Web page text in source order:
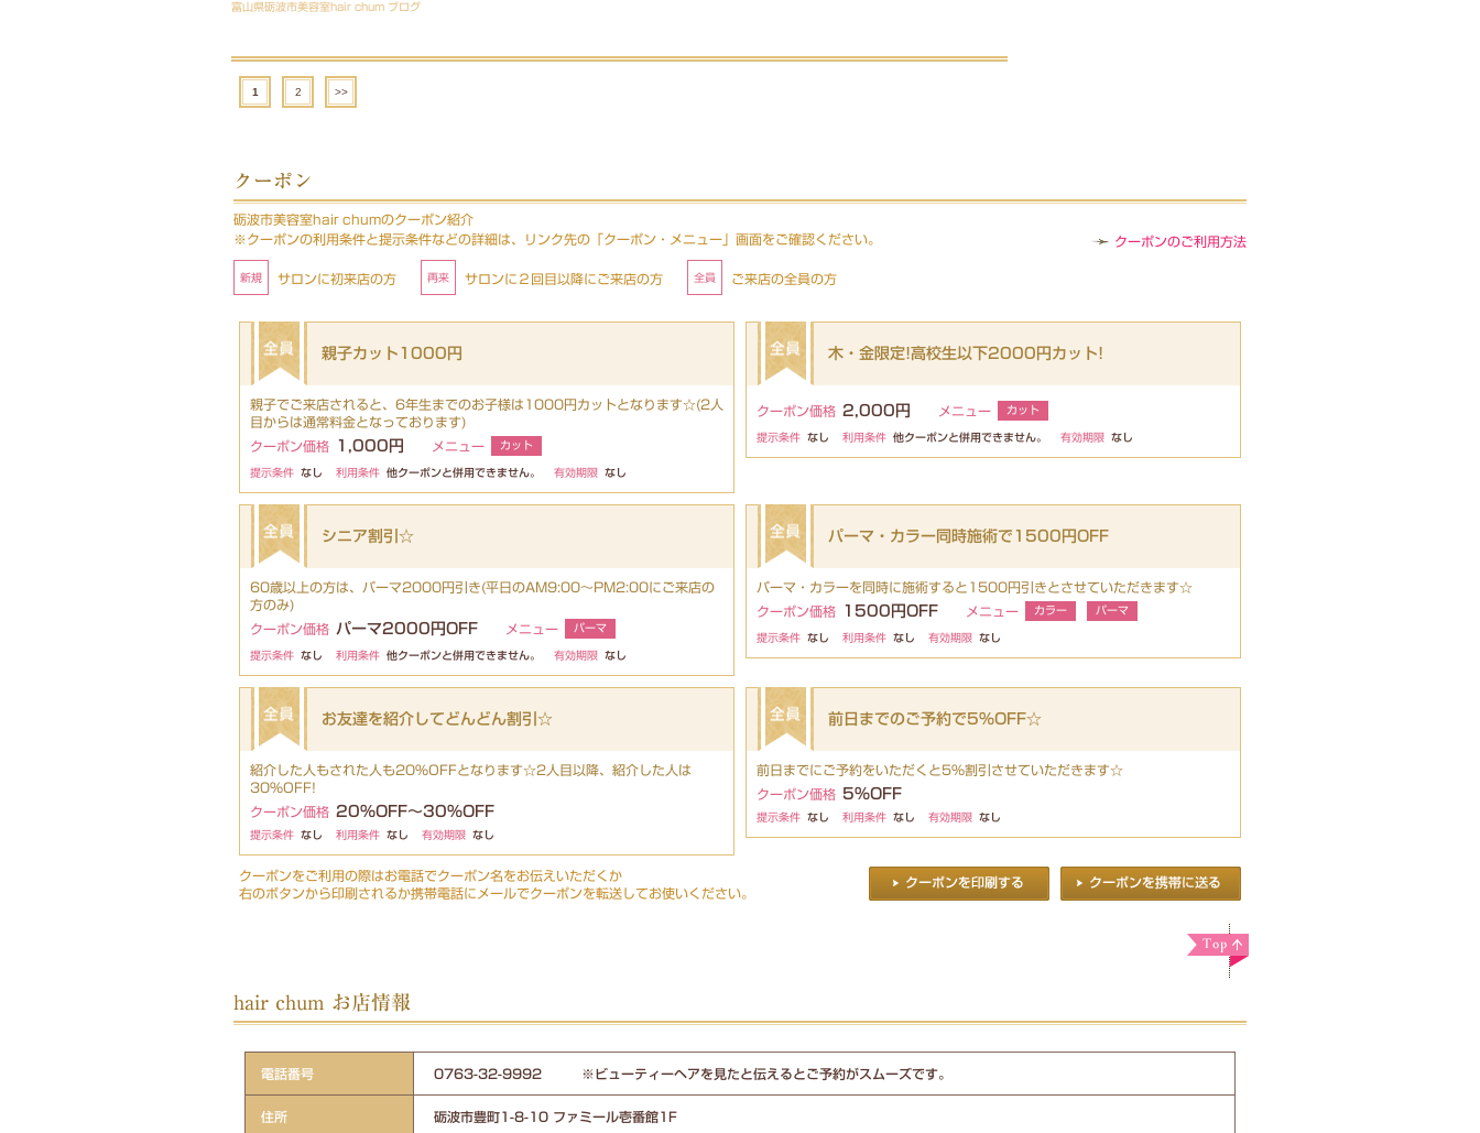
富山県砺波市美容室hair chum ブログ
1 2 >>
クーポン
砺波市美容室hair chumのクーポン紹介
※クーポンの利用条件と提示条件などの詳細は、リンク先の「クーポン・メニュー」画面をご確認ください。
クーポンのご利用方法
サロンに初来店の方 サロンに２回目以降にご来店の方 ご来店の全員の方
親子カット1000円
親子でご来店されると、6年生までのお子様は1000円カットとなります☆(2人
目からは通常料金となっております)
クーポン価格
1,000円 メニュー カット
提示条件 なし 利用条件 他クーポンと併用できません。 有効期限 なし
木・金限定!高校生以下2000円カット!
クーポン価格 2,000円 メニュー カット
提示条件 なし 利用条件 他クーポンと併用できません。 有効期限 なし
シニア割引☆
60歳以上の方は、パーマ2000円引き(平日のAM9:00～PM2:00にご来店の
方のみ)
クーポン価格 パーマ2000円OFF メニュー パーマ
提示条件 なし 利用条件 他クーポンと併用できません。 有効期限 なし
パーマ・カラー同時施術で1500円OFF
パーマ・カラーを同時に施術すると1500円引きとさせていただきます☆
クーポン価格
1500円OFF メニュー カラー パーマ
提示条件 なし 利用条件 なし 有効期限 なし
お友達を紹介してどんどん割引☆
紹介した人もされた人も20%OFFとなります☆2人目以降、紹介した人は
30%OFF!
クーポン価格 20%OFF～30%OFF
提示条件 なし 利用条件 なし 有効期限 なし
前日までのご予約で5%OFF☆
前日までにご予約をいただくと5%割引させていただきます☆
クーポン価格 5%OFF
提示条件 なし 利用条件 なし 有効期限 なし
クーポンをご利用の際はお電話でクーポン名をお伝えいただくか
右のボタンから印刷されるか携帯電話にメールでクーポンを転送してお使いください。
hair chum お店情報
電話番号 0763-32-9992 ※ビューティーヘアを見たと伝えるとご予約がスムーズです。
住所 砺波市豊町1-8-10 ファミール壱番館1F